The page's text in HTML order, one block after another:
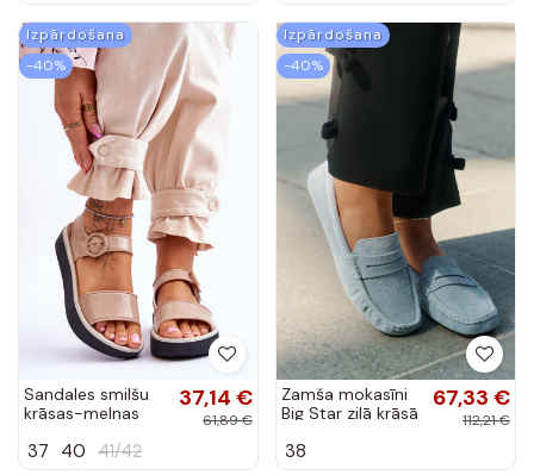
ziloņkaula krāsā...
Izpārdošana
-40%
Sandales smilšu
krāsas-melnas
37,14 €
61,89 €
37 40 41/42
Izpārdošana
-40%
Zamša mokasīni
Big Star zilā krāsā
67,33 €
112,21 €
38